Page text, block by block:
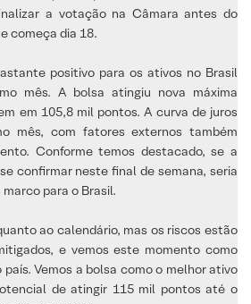
a votação na Câmara antes do
começa dia 18.
positivo para os ativos no Brasil
mês. A bolsa atingiu nova máxima
em 105,8 mil pontos. A curva de juros
mês, com fatores externos também
Conforme temos destacado, se a
confirmar neste final de semana, seria
para o Brasil.
ao calendário, mas os riscos estão
e vemos este momento como
Vemos a bolsa como o melhor ativo
de atingir 115 mil pontos até o